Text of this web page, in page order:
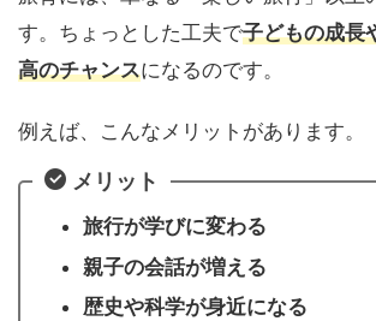
す。ちょっとした工夫で子どもの成長
高のチャンスになるのです。
例えば、こんなメリットがあります。
メリット
旅行が学びに変わる
親子の会話が増える
歴史や科学が身近になる